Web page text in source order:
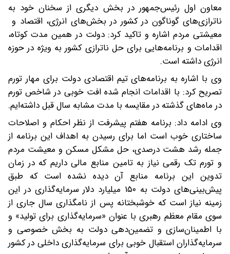
معاون اول رئیس‌جمهور در بخش دیگری از سخنان خود به
ناترازی‌های گوناگون در کشور در بخش‌های انرژی، اقتصاد و
معیشتی مردم اشاره و تاکید کرد: دولت در همین مدت کوتاه،
اقدامات و برنامه‌هایی برای حل ناترازی کشور به ویژه در حوزه
انرژی داشته است.
وی با اشاره به برنامه‌های تیم اقتصادی دولت برای مهار تورم
تصریح کرد: با اقدامات انجام شده افت خوبی در شاخص تورم
در ماه‌های گذشته در مقایسه با مدت مشابه سال قبل داشته‌ایم.
وی ادامه داد: برنامه هفتم پیشرفت از نظر احکام و اصلاحات
ساختاری خوب است اما برای رسیدن به اهداف این برنامه از
جمله رشد هشت درصدی، حل مشکل مسکن و معیشت مردم
و تورم تک رقمی نیاز به تامین منابع مالی داریم که در زمان
تدوین این برنامه منابع آن دیده نشده است که طبق
پیش‌بینی‌های دولت به ۱۵۰ میلیارد دلار سرمایه‌گذاری در این
زمینه نیاز است که خوشبختانه پس از نامگذاری سال جاری از
سوی مقام معظم رهبری با عنوان «سرمایه‌گذاری برای تولید» و
با اطمینان‌سازی و تضمین‌دهی دولت به بخش خصوصی و
سرمایه‌گذاران استقبال خوبی برای سرمایه‌گذاری داخلی در کشور